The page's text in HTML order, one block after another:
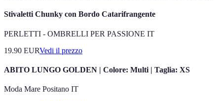
Stivaletti Chunky con Bordo Catarifrangente
PERLETTI - OMBRELLI PER PASSIONE IT
19.90 EURVedi il prezzo
ABITO LUNGO GOLDEN | Colore: Multi | Taglia: XS
Moda Mare Positano IT